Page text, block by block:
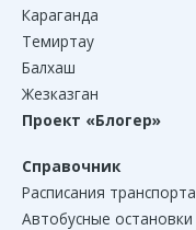
Караганда
Темиртау
Балхаш
Жезказган
Проект «Блогер»
Справочник
Расписания транспорта
Автобусные остановки